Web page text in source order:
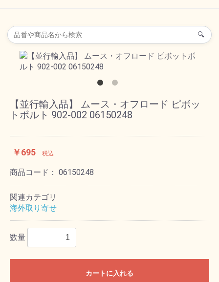
🔍
【並行輸入品】 ムース・オフロード ピボッ
トボルト 902-002 06150248
￥695 税込
商品コード： 06150248
関連カテゴリ
海外取り寄せ
数量
カートに入れる